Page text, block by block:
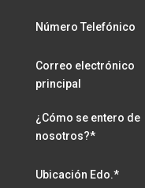
Número Telefónico
Correo electrónico
principal
¿Cómo se entero de
nosotros?*
Ubicación Edo.*